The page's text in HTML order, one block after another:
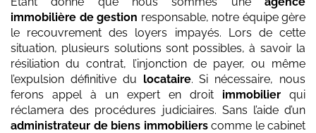
immobilière de gestion responsable, notre équipe gère
le recouvrement des loyers impayés. Lors de cette
situation, plusieurs solutions sont possibles, à savoir la
résiliation du contrat, l’injonction de payer, ou même
l’expulsion définitive du locataire. Si nécessaire, nous
ferons appel à un expert en droit immobilier qui
réclamera des procédures judiciaires. Sans l’aide d’un
administrateur de biens immobilierscomme le cabinet